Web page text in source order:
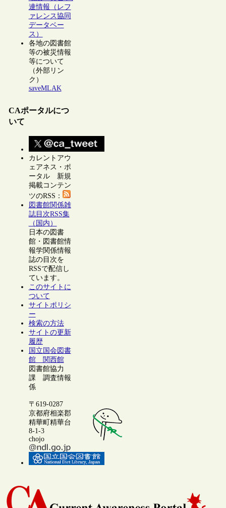
連情報（レフ
ァレンス協同
データベー
ス）
各地の図書館
等の被災情報
等について
（外部リン
ク）
saveMLAK
CAポータルにつ
いて
カレントアウ
ェアネス・ポ
ータル 新規
掲載コンテン
ツのRSS：
図書館関係雑
誌目次RSS集
（国内）
日本の図書
館・図書館情
報学関係情報
誌の目次を
RSSで配信し
ています。
このサイトに
ついて
サイトポリシ
ー
検索の方法
サイトの更新
履歴
国立国会図書
館 関西館
図書館協力
課 調査情報
係
〒619-0287
京都府相楽郡
精華町精華台
8-1-3
chojo